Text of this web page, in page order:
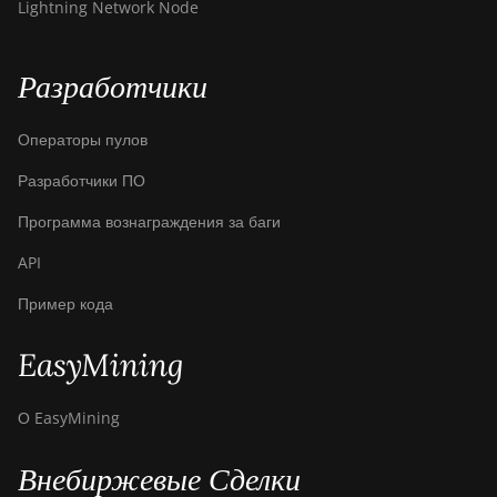
Canaan Avalon Q
Pro
Pro
Canaan Creative Avalon 921
Lightning Network Node
Разработчики
Операторы пулов
Разработчики ПО
Программа вознаграждения за баги
API
Пример кода
EasyMining
О EasyMining
Внебиржевые Сделки